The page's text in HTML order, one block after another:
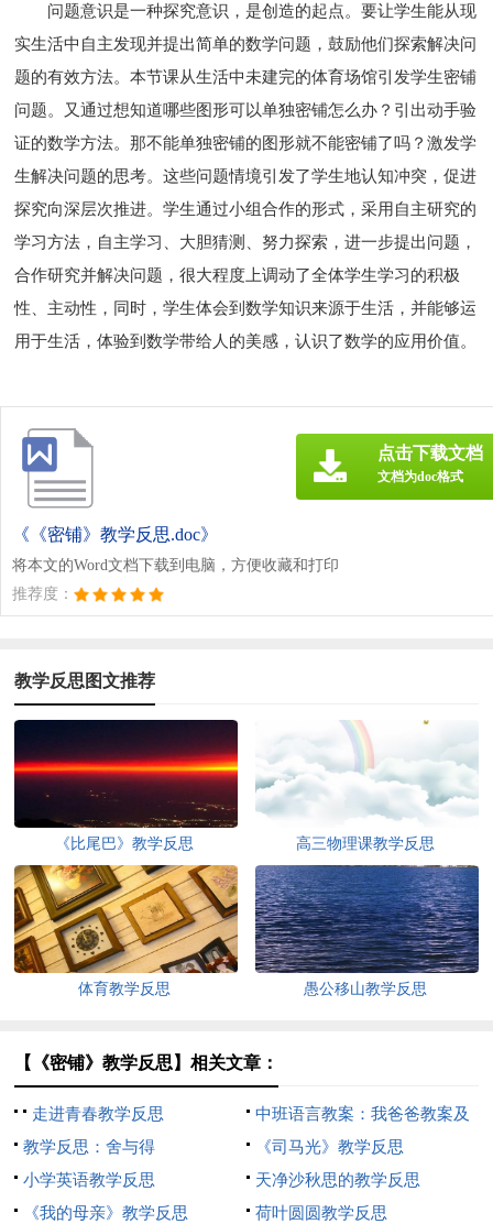
问题意识是一种探究意识，是创造的起点。要让学生能从现
实生活中自主发现并提出简单的数学问题，鼓励他们探索解决问
题的有效方法。本节课从生活中未建完的体育场馆引发学生密铺
问题。又通过想知道哪些图形可以单独密铺怎么办？引出动手验
证的数学方法。那不能单独密铺的图形就不能密铺了吗？激发学
生解决问题的思考。这些问题情境引发了学生地认知冲突，促进
探究向深层次推进。学生通过小组合作的形式，采用自主研究的
学习方法，自主学习、大胆猜测、努力探索，进一步提出问题，
合作研究并解决问题，很大程度上调动了全体学生学习的积极
性、主动性，同时，学生体会到数学知识来源于生活，并能够运
用于生活，体验到数学带给人的美感，认识了数学的应用价值。
《《密铺》教学反思.doc》
将本文的Word文档下载到电脑，方便收藏和打印
推荐度：
点击下载文档
文档为doc格式
教学反思图文推荐
《比尾巴》教学反思 高三物理课教学反思
体育教学反思 愚公移山教学反思
【《密铺》教学反思】相关文章：
走进青春教学反思
中班语言教案：我爸爸教案及
教学含反思
教学反思：舍与得
《司马光》教学反思
小学英语教学反思
天净沙秋思的教学反思
《我的母亲》教学反思
荷叶圆圆教学反思